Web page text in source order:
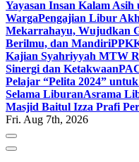
Yayasan Insan Kalam
WargaPengajian Libur
Mekarrahayu, Wujudkan
Berilmu, dan Mandiri
Kajian Syahriyyah MTW
Sinergi dan Ketakwaan
Pelajar “Pelita 2024”
Selama LiburanAsrama
Masjid Baitul Izza Prafi
Fri. Aug 7th, 2026